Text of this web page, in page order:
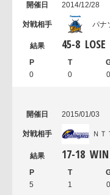
2014/12/28
パナ
45-8 LOSE
0 0 0
2015/01/03
ＮＴ
17-18 WIN
5 1 0